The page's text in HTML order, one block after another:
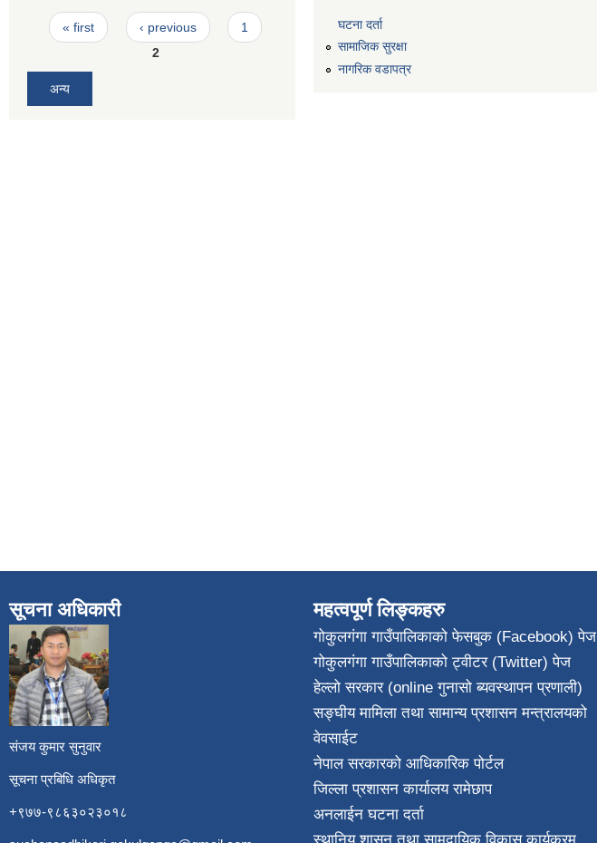
Pages
« first ‹ previous
1
2
अन्य
घटना दर्ता
सामाजिक सुरक्षा
नागरिक वडापत्र
सूचना अधिकारी
संजय कुमार सुनुवार
सूचना प्रबिधि अधिकृत
+९७७-९८६३०२३०१८
महत्वपूर्ण लिङ्कहरु
गोकुलगंगा गाउँपालिकाको फेसबुक (Facebook) पेज
गोकुलगंगा गाउँपालिकाको ट्वीटर (Twitter) पेज
हेल्लो सरकार (online गुनासो ब्यवस्थापन प्रणाली)
सङ्घीय मामिला तथा सामान्य प्रशासन मन्त्रालयको
वेवसाईट
नेपाल सरकारको आधिकारिक पोर्टल
जिल्ला प्रशासन कार्यालय रामेछाप
अनलाईन घटना दर्ता